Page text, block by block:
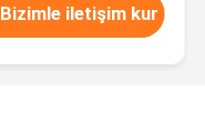
Bizimle iletişim kur